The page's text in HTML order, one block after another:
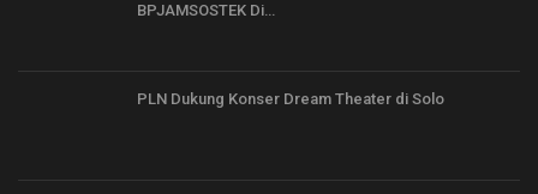
BPJAMSOSTEK Di…
PLN Dukung Konser Dream Theater di Solo